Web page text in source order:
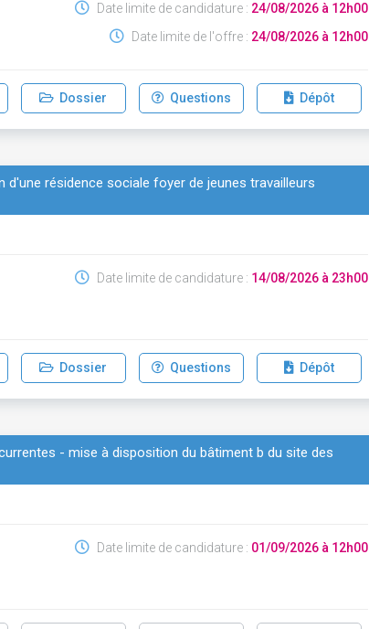
Date limite de candidature : 24/08/2026 à 12h00
Date limite de l'offre : 24/08/2026 à 12h00
Dossier Questions Dépôt
résidence sociale foyer de jeunes travailleurs
Date limite de candidature : 14/08/2026 à 23h00
Dossier Questions Dépôt
- mise à disposition du bâtiment b du site des
Date limite de candidature : 01/09/2026 à 12h00